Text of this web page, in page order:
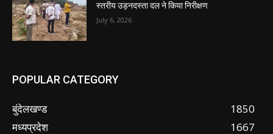
स्तरीय उड़नदस्ता दल ने किया निरीक्षण
July 6, 2026
POPULAR CATEGORY
बुंदेलखण्ड
1850
मध्यप्रदेश
1667